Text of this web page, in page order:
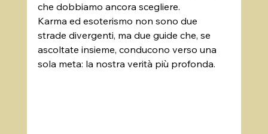
che dobbiamo ancora scegliere.
Karma ed esoterismo non sono due
strade divergenti, ma due guide che, se
ascoltate insieme, conducono verso una
sola meta: la nostra verità più profonda.